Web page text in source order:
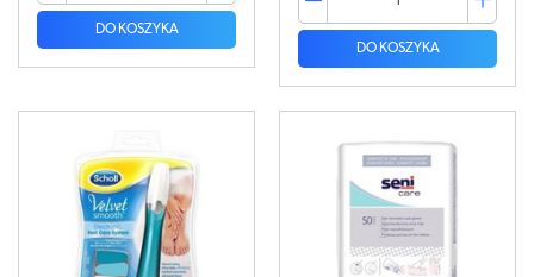
DO KOSZYKA
DO KOSZYKA